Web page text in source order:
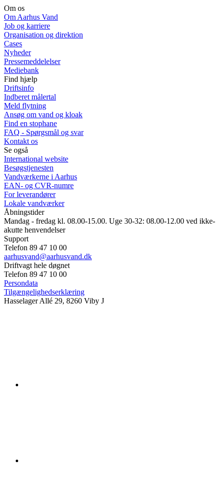
Om os
Om Aarhus Vand
Job og karriere
Organisation og direktion
Cases
Nyheder
Pressemeddelelser
Mediebank
Find hjælp
Driftsinfo
Indberet målertal
Meld flytning
Ansøg om vand og kloak
Find en stophane
FAQ - Spørgsmål og svar
Kontakt os
Se også
International website
Besøgstjenesten
Vandværkerne i Aarhus
EAN- og CVR-numre
For leverandører
Lokale vandværker
Åbningstider
Mandag - fredag kl. 08.00-15.00. Uge 30-32: 08.00-12.00 ved ikke-
akutte henvendelser
Support
Telefon 89 47 10 00
aarhusvand@aarhusvand.dk
Driftvagt hele døgnet
Telefon 89 47 10 00
Persondata
Tilgængelighedserklæring
Hasselager Allé 29, 8260 Viby J